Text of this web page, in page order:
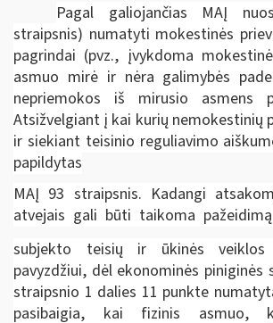
Pagal galiojančias MAĮ
straipsnis) numatyti mokestinės
pagrindai (pvz., įvykdoma
asmuo mirė ir nėra galimybės
nepriemokos iš mirusio asmens
Atsižvelgiant į kai kurių nemokestinių
ir siekiant teisinio reguliavimo
papildytas
MAĮ 93 straipsnis. Kadangi
atvejais gali būti taikoma
subjekto teisių ir ūkinės veiklos
pavyzdžiui, dėl ekonominės piniginės
straipsnio 1 dalies 11 punkte
pasibaigia, kai fizinis asmuo,